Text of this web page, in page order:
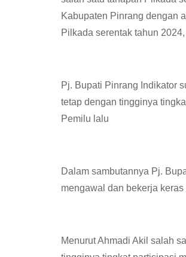
Kabupaten Pinrang dengan
Pilkada serentak tahun
Pj. Bupati Pinrang Indikator
tetap dengan tingginya
Pemilu lalu
Dalam sambutannya Pj.
mengawal dan bekerja
Menurut Ahmadi Akil salah